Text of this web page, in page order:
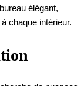
élégant,
chaque intérieur.